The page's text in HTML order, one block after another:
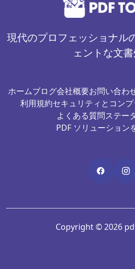
現代のプロフェッショナル
ェントな文
ホームブログ会社概要お問い合わ
利用規約セキュリティとコン
よくある質問ステー
PDF ソリューション
Copyright © 2026